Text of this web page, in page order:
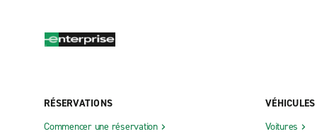
RÉSERVATIONS
Commencer une réservation
VÉHICULES
Voitures